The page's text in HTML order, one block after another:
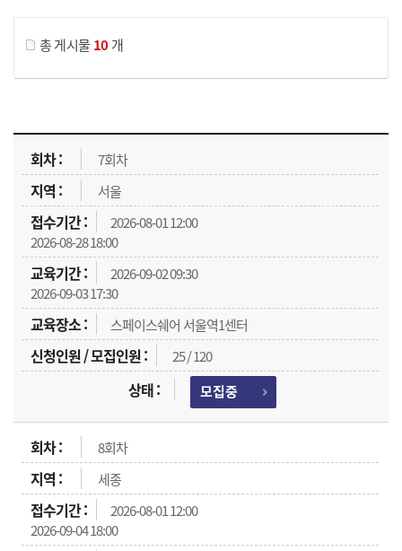
총 게시물 10개
교육신청 목록을 나타낸 표로 회차, 지역, 접수기간, 교육기간, 교육장소, 신청인원/모집인원, 상태로 나뉘어 설명합니다.
7회차
서울
2026-08-01 12:00
2026-08-28 18:00
2026-09-02 09:30
2026-09-03 17:30
스페이스쉐어 서울역1센터
25 / 120
모집중
8회차
세종
2026-08-01 12:00
2026-09-04 18:00